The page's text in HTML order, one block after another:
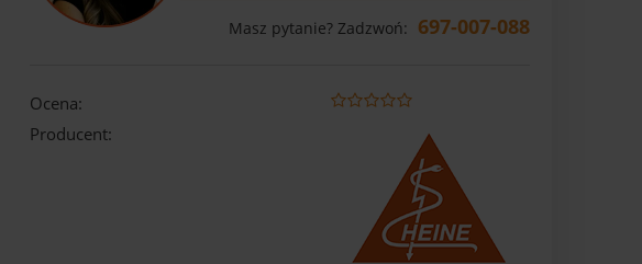
Masz pytanie? Zadzwoń: 697-007-088
Ocena:
Producent: